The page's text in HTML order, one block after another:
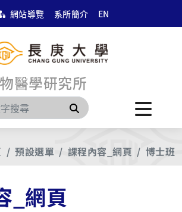
網站導覽 系所簡介 EN
醫學研究所
搜尋
預設選單 課程內容_網頁 博士班
_網頁